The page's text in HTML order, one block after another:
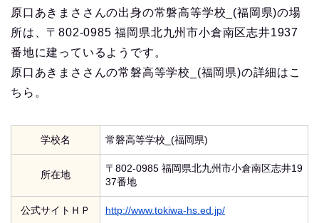
原口あきまささんの出身の常磐高等学校_(福岡県)の場
所は、〒802-0985 福岡県北九州市小倉南区志井1937
番地に建っているようです。
原口あきまささんの常磐高等学校_(福岡県)の詳細はこ
ちら。
学校名 常磐高等学校_(福岡県)
所在地
〒802-0985 福岡県北九州市小倉南区志井19
37番地
公式サイトＨＰ http://www.tokiwa-hs.ed.jp/